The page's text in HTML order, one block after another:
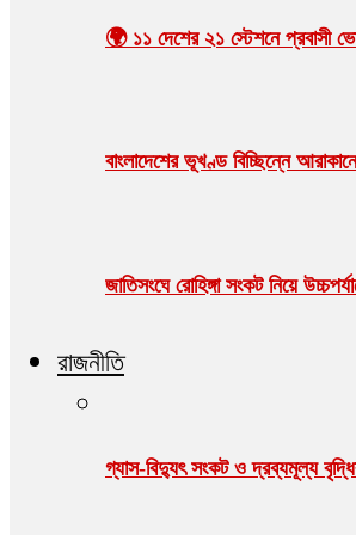
🌍 ১১ দেশের ২১ স্টেশনে প্রবাসী
বাংলাদেশের ভূখণ্ড বিচ্ছিন্নে
জাতিসংঘে রোহিঙ্গা সংকট নিয়ে
রাজনীতি
গ্যাস-বিদ্যুৎ সংকট ও দ্রব্যমূল্য